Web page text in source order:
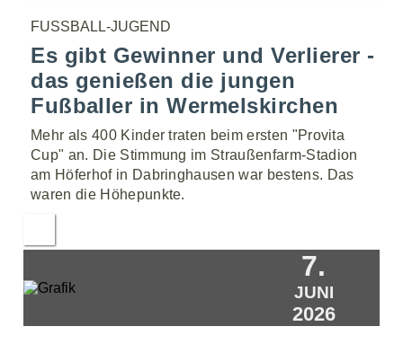
FUSSBALL-JUGEND
Es gibt Gewinner und Verlierer -
das genießen die jungen
Fußballer in Wermelskirchen
Mehr als 400 Kinder traten beim ersten "Provita
Cup" an. Die Stimmung im Straußenfarm-Stadion
am Höferhof in Dabringhausen war bestens. Das
waren die Höhepunkte.
7.
JUNI
2026